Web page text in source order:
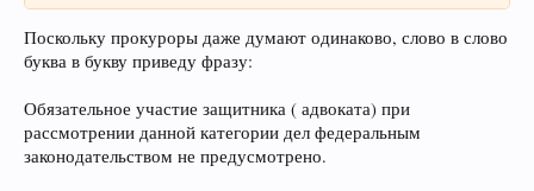
Поскольку прокуроры даже думают одинаково, слово в слово
буква в букву приведу фразу:
Обязательное участие защитника ( адвоката) при
рассмотрении данной категории дел федеральным
законодательством не предусмотрено.